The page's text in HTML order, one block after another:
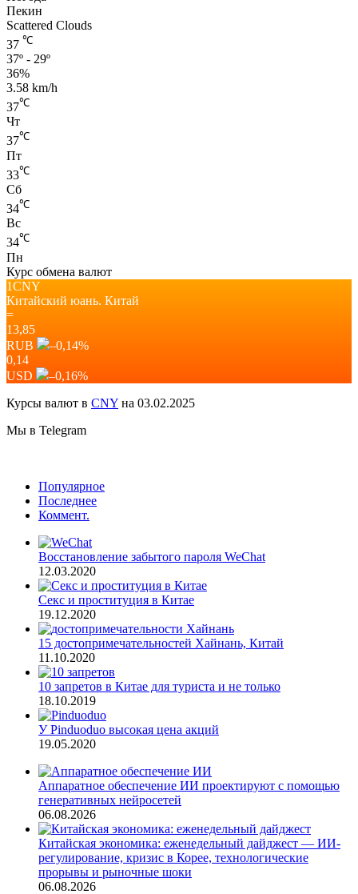
Пекин
Scattered Clouds
37 ℃
37º - 29º
36%
3.58 km/h
37℃
Чт
37℃
Пт
33℃
Сб
34℃
Вс
34℃
Пн
Курс обмена валют
1CNY
Китайский юань. Китай
=
13,85
RUB
–0,14%
0,14
USD
–0,16%
Курсы валют в CNY на 03.02.2025
Мы в Telegram
Популярное
Последнее
Коммент.
Восстановление забытого пароля WeChat
12.03.2020
Секс и проституция в Китае
19.12.2020
15 достопримечательностей Хайнань, Китай
11.10.2020
10 запретов в Китае для туриста и не только
18.10.2019
У Pinduoduo высокая цена акций
19.05.2020
Аппаратное обеспечение ИИ проектируют с помощью
генеративных нейросетей
06.08.2026
Китайская экономика: еженедельный дайджест — ИИ-
регулирование, кризис в Корее, технологические
прорывы и рыночные шоки
06.08.2026